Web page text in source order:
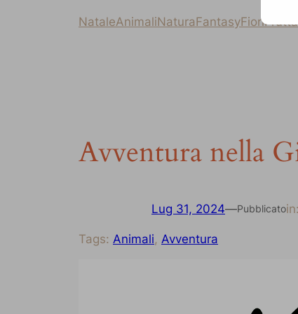
NataleAnimaliNaturaFantasyFioriFrutta
Avventura nella
Lug 31, 2024—Pubblicatoin:
Tags: Animali, Avventura